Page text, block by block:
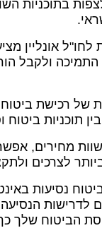
לצפות בתוכניות
לחו"ל אונליין
ולקבל
של רכישת
תוכניות ביטוח
מחירים,
לצרכים
נסיעות
הנסיעה
הביטוח שלך